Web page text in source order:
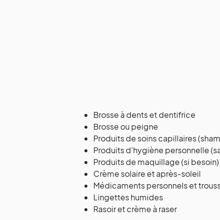
Brosse à dents et dentifrice
Brosse ou peigne
Produits de soins capillaires
Produits d’hygiène personnelle
Produits de maquillage (si besoin)
Crème solaire et après-soleil
Médicaments personnels et
Lingettes humides
Rasoir et crème à raser